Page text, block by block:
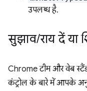
उपलब्ध है.
सुझाव/राय दें
Chrome टीम और वेब
कंट्रोल के बारे में आपके